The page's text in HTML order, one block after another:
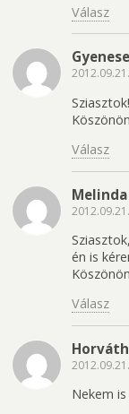
Válasz
2012.09.21.
Válasz
Melinda
2012.09.21.
Sziasztok,
én is
Válasz
2012.09.21.
Nekem